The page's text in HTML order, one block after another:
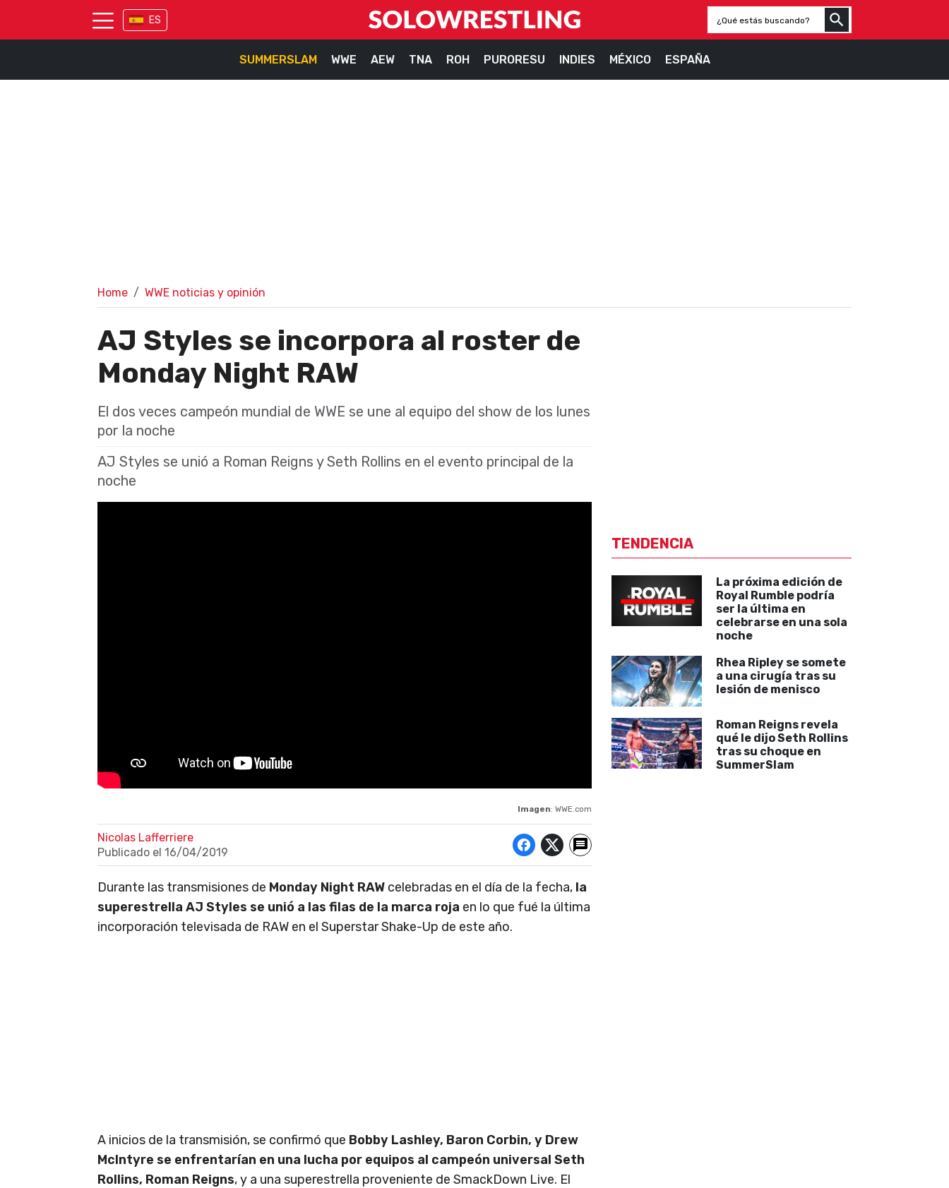
ES
SUMMERSLAM WWE AEW TNA ROH PURORESU INDIES MÉXICO ESPAÑA
Home WWE noticias y opinión
AJ Styles se incorpora al roster de
Monday Night RAW
El dos veces campeón mundial de WWE se une al equipo del show de los lunes
por la noche
AJ Styles se unió a Roman Reigns y Seth Rollins en el evento principal de la
noche
Imagen: WWE.com
Nicolas Lafferriere
Publicado el 16/04/2019
Durante las transmisiones de Monday Night RAW celebradas en el día de la fecha, la
superestrella AJ Styles se unió a las filas de la marca roja en lo que fué la última
incorporación televisada de RAW en el Superstar Shake-Up de este año.
A inicios de la transmisión, se confirmó que Bobby Lashley, Baron Corbin, y Drew
McIntyre se enfrentarían en una lucha por equipos al campeón universal Seth
Rollins, Roman Reigns, y a una superestrella proveniente de SmackDown Live. El
TENDENCIA
La próxima edición de
Royal Rumble podría
ser la última en
celebrarse en una sola
noche
Rhea Ripley se somete
a una cirugía tras su
lesión de menisco
Roman Reigns revela
qué le dijo Seth Rollins
tras su choque en
SummerSlam